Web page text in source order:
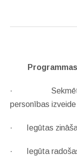
·
personības
· Iegūtas
· Iegūta